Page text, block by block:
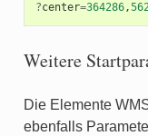
?center=364286,
Weitere
Die Elemente
ebenfalls